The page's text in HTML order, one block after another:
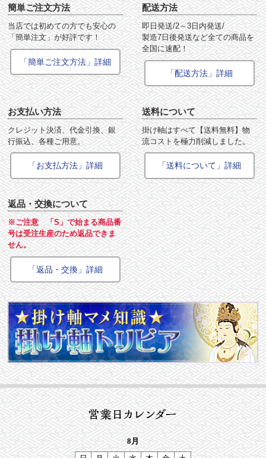
簡単ご注文方法
当店では初めての方でも安心の
「簡単注文」が好評です！
「簡単ご注文方法」詳細
配送方法
即日発送/2～3日内発送/
製造7日後発送など全ての商品を
全国に速配！
「配送方法」詳細
お支払い方法
クレジット決済、代金引換、銀
行振込、各種ご用意。
「お支払方法」詳細
送料について
掛け軸はすべて【送料無料】物
流コストを極力削減しました。
「送料について」詳細
返品・交換について
※ご注意 「S」で始まる商品番
号は受注生産のため返品できま
せん。
「返品・交換」詳細